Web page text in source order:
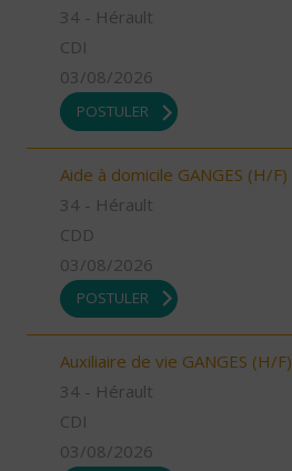
34 - Hérault
CDI
03/08/2026
POSTULER
Aide à domicile GANGES (H/F)
34 - Hérault
CDD
03/08/2026
POSTULER
Auxiliaire de vie GANGES (H/F)
34 - Hérault
CDI
03/08/2026